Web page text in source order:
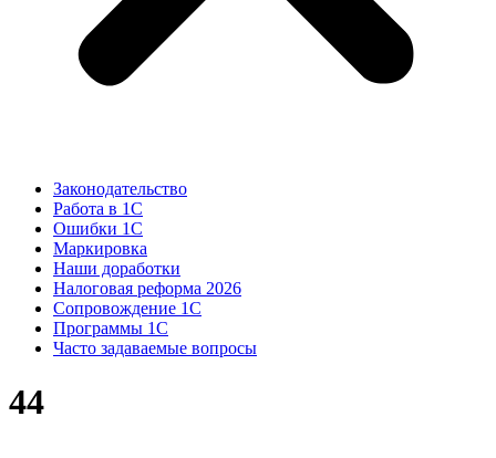
Законодательство
Работа в 1С
Ошибки 1С
Маркировка
Наши доработки
Налоговая реформа 2026
Сопровождение 1С
Программы 1С
Часто задаваемые вопросы
44